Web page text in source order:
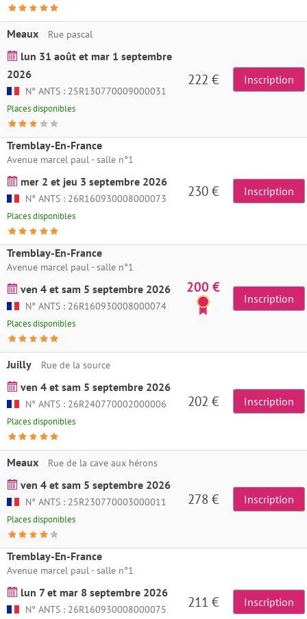
Meaux Rue pascal
lun 31 août et mar 1 septembre
2026
N° ANTS : 25R130770009000031
Places disponibles
222 € Inscription
Tremblay-En-France
Avenue marcel paul - salle n°1
mer 2 et jeu 3 septembre 2026
N° ANTS : 26R160930008000073
Places disponibles
230 € Inscription
Tremblay-En-France
Avenue marcel paul - salle n°1
ven 4 et sam 5 septembre 2026
N° ANTS : 26R160930008000074
Places disponibles
200 €
Inscription
Juilly Rue de la source
ven 4 et sam 5 septembre 2026
N° ANTS : 26R240770002000006
Places disponibles
202 € Inscription
Meaux Rue de la cave aux hérons
ven 4 et sam 5 septembre 2026
N° ANTS : 25R230770003000011
Places disponibles
278 € Inscription
Tremblay-En-France
Avenue marcel paul - salle n°1
lun 7 et mar 8 septembre 2026
N° ANTS : 26R160930008000075 211 € Inscription